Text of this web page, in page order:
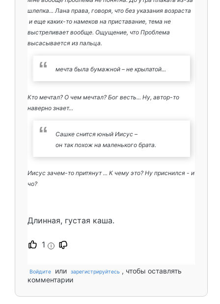
шлепка... Лана права, говоря, что без указания возраста
и еще каких-то намеков на приставание, тема не
выстреливает вообще. Ощущение, что Проблема
высасывается из пальца.
мечта была бумажной – не крылатой...
Кто мечтал? О чем мечтал? Бог весть... Ну, автор-то
наверно знает...
Сашке снится юный Иисус –
он так похож на маленького брата.
Иисус зачем-то притянут ... К чему это? Ну приснился - и
чо?
Длинная, густая каша.
1 i
Войдите или зарегистрируйтесь , чтобы оставлять
комментарии